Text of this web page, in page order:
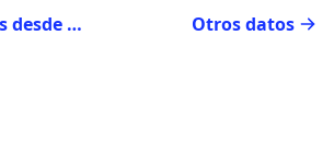
Crear reservas desde un perfil de cliente Otros datos